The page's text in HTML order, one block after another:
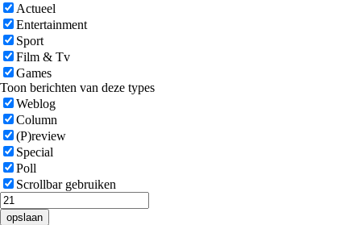
Actueel
Entertainment
Sport
Film & Tv
Games
Toon berichten van deze types
Weblog
Column
(P)review
Special
Poll
Scrollbar gebruiken
opslaan